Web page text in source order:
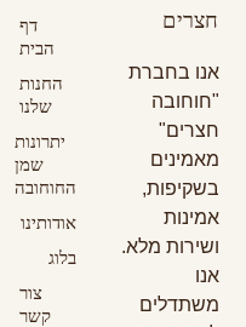
חצרים
אנו בחברת
"חוחובה
חצרים"
מאמינים
בשקיפות,
אמינות
ושירות מלא.
אנו
משתדלים
דף
הבית
החנות
שלנו
יתרונות
שמן
החוחובה
אודותינו
בלוג
צור
קשר